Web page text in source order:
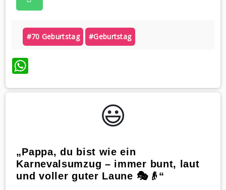
#70 Geburtstag #geburtstag
WhatsApp
😃️
„Pappa, du bist wie ein
Karnevalsumzug – immer bunt, laut
und voller guter Laune 🎭👴“